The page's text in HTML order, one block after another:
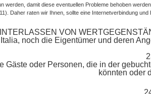
werden, damit diese eventuellen Probleme behoben
Daher raten wir Ihnen, sollte eine Internetverbindung
VON
noch die Eigentümer und deren
Gäste oder Personen, die in der
könnten oder